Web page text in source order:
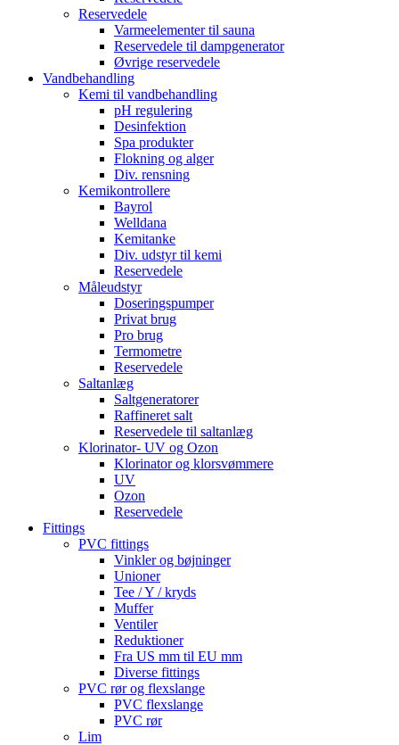
Reservedele
Varmeelementer til sauna
Reservedele til dampgenerator
Øvrige reservedele
Vandbehandling
Kemi til vandbehandling
pH regulering
Desinfektion
Spa produkter
Flokning og alger
Div. rensning
Kemikontrollere
Bayrol
Welldana
Kemitanke
Div. udstyr til kemi
Reservedele
Måleudstyr
Doseringspumper
Privat brug
Pro brug
Termometre
Reservedele
Saltanlæg
Saltgeneratorer
Raffineret salt
Reservedele til saltanlæg
Klorinator- UV og Ozon
Klorinator og klorsvømmere
UV
Ozon
Reservedele
Fittings
PVC fittings
Vinkler og bøjninger
Unioner
Tee / Y / kryds
Muffer
Ventiler
Reduktioner
Fra US mm til EU mm
Diverse fittings
PVC rør og flexslange
PVC flexslange
PVC rør
Lim